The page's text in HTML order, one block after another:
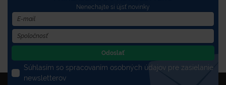
Nenechajte si újsť novinky
Odoslať
Súhlasím so spracovaním osobných údajov pre zasielanie
newsletterov